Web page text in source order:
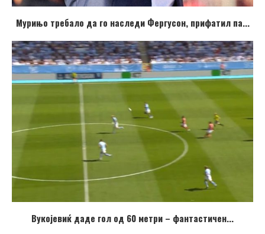
Мурињо требало да го наследи Фергусон, прифатил па...
Вукојевиќ даде гол од 60 метри – фантастичен...